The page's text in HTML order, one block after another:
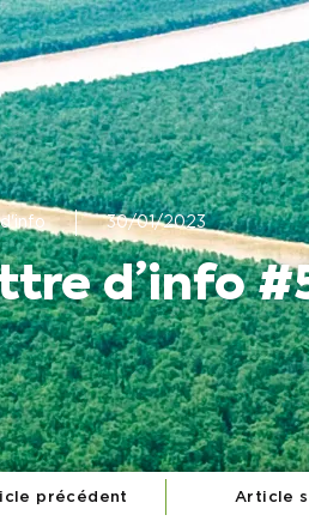
30/01/2023
d’info
précédent Article